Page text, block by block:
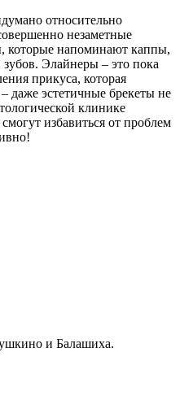
относительно
незаметные
которые напоминают каппы,
Элайнеры – это пока
прикуса, которая
даже эстетичные брекеты не
клинике
избавиться от проблем
и Балашиха.